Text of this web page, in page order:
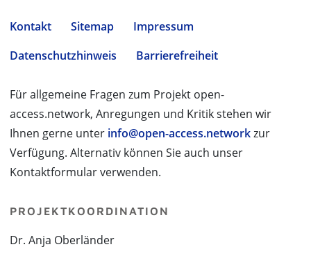
Kontakt Sitemap
Impressum
Datenschutzhinweis
Barrierefreiheit
Für allgemeine Fragen zum Projekt open-
access.network, Anregungen und Kritik stehen wir
Ihnen gerne unter info@open-access.networkzur
Verfügung. Alternativ können Sie auch unser
Kontaktformular verwenden.
PROJEKTKOORDINATION
Dr. Anja Oberländer